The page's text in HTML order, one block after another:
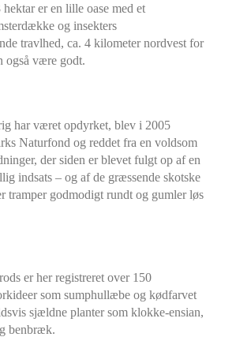
er en lille oase med et
og insekters
travlhed, ca. 4 kilometer nordvest for
også være godt.
har været opdyrket, blev i 2005
Naturfond og reddet fra en voldsom
der siden er blevet fulgt op af en
indsats – og af de græssende skotske
tramper godmodigt rundt og gumler løs
er her registreret over 150
som sumphullæbe og kødfarvet
sjældne planter som klokke-ensian,
benbræk.